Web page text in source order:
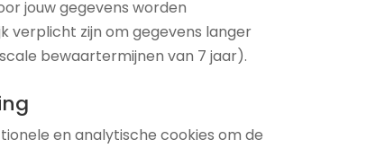
jouw gegevens worden
verplicht zijn om gegevens langer
bewaartermijnen van 7 jaar).
en analytische cookies om de